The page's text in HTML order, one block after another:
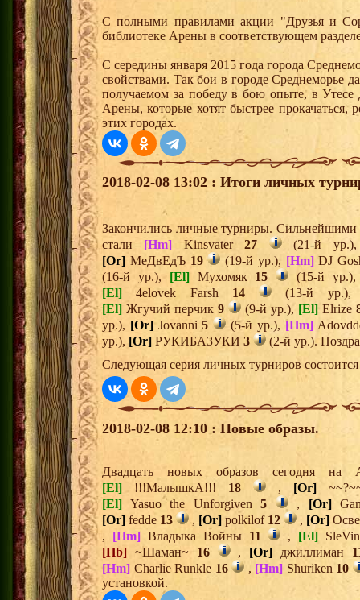
С полными правилами акции "Друзья и
библиотеке Арены в соответствующем
С середины января 2015 года города
свойствами. Так бои в городе Среднеморье
получаемом за победу в бою опыте, в
Арены, которые хотят быстрее прокачаться,
этих городах.
2018-02-08 13:02 : Итоги личных
Закончились личные турниры. Сильнейшими
стали
[Hm] Kinsvater27
(21-й
[Or] МеДвЕдЪ 19 (19-й ур.), [Hm] DJ
(16-й ур.),
[El] Мухомяк 15
(15-й
[El]
4elovek Farsh 14
(13-й
[El] Жгучий перчик 9 (9-й ур.), [El] Elrize
ур.), [Or] Jovanni5 (5-й ур.), [Hm]
ур.), [Or] РУКИБАЗУКИ 3
(2-й ур.).
Следующая серия личных турниров состоится
2018-02-08 12:10 : Новые образы.
Двадцать новых образов сегодня
[El] !!!МалышкА!!! 18 , [Or]
[El] Yasuo the Unforgiven 5 , [Or]
[Or] fedde 13 , [Or] polkilof 12 , [Or]
, [Hm]Владыка Войны 11 , [El]
[Hb] ~Шаман~ 16 , [Or] джиллиман
[Hm] Charlie Runkle 16 , [Hm] Shuriken 10
установкой.